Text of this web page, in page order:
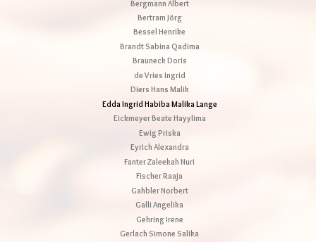
Bergmann Albert
Bertram Jörg
Bessel Henrike
Brandt Sabina Qadima
Brauneck Doris
de Vries Ingrid
Diers Hans Malik
Edda Ingrid Habiba Malika Lange
Eickmeyer Beate Hayylima
Ewig Priska
Eyrich Alexandra
Fanter Zaleekah Nuri
Fischer Raaja
Gahbler Norbert
Galli Angelika
Gehring Irene
Gerlach Simone Salika